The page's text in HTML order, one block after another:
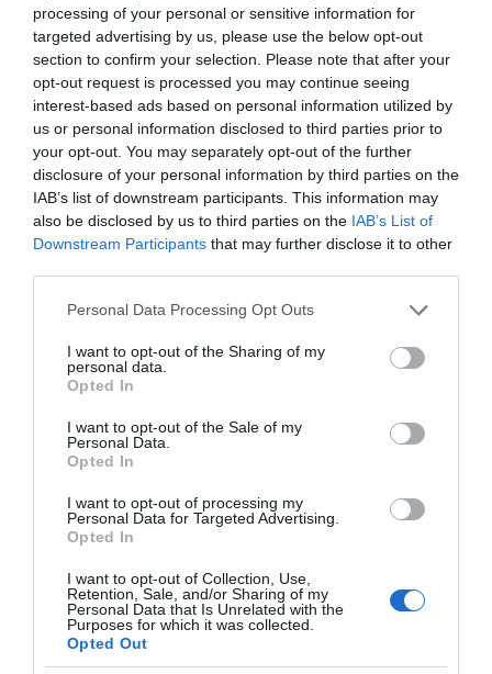
processing of your personal or sensitive information for
targeted advertising by us, please use the below opt-out
section to confirm your selection. Please note that after your
opt-out request is processed you may continue seeing
interest-based ads based on personal information utilized by
us or personal information disclosed to third parties prior to
your opt-out. You may separately opt-out of the further
disclosure of your personal information by third parties on the
IAB’s list of downstream participants. This information may
also be disclosed by us to third parties on the IAB’s List of
Downstream Participants that may further disclose it to other
Please note that this website/app uses one or more Google
not limited to your visit or usage behaviour. You may click to
grant or deny consent to Google and its third-party tags to
use your data for below specified purposes in below Google
consent section.
Personal Data Processing Opt Outs
I want to opt-out of the Sharing of my
personal data.
Opted In
I want to opt-out of the Sale of my
Personal Data.
Opted In
I want to opt-out of processing my
Personal Data for Targeted Advertising.
Opted In
I want to opt-out of Collection, Use,
Retention, Sale, and/or Sharing of my
Personal Data that Is Unrelated with the
Purposes for which it was collected.
Opted Out
Ο καιρός των
επομένων ημερών:
Κανονικός Αύγουστος
με δυνατούς βοριάδες
και σταδιακή άνοδο
της θερμοκρασίας
Κοινοποιήστε:
Tags:apopsis,Γιάννης Σαρακιώτης γράφουν,
ΠΟΛΙΤΙΚΗ,
ΚΥΡΙΑΚΗΣ
Η διαφθορά απειλεί και τη… ζωή μας